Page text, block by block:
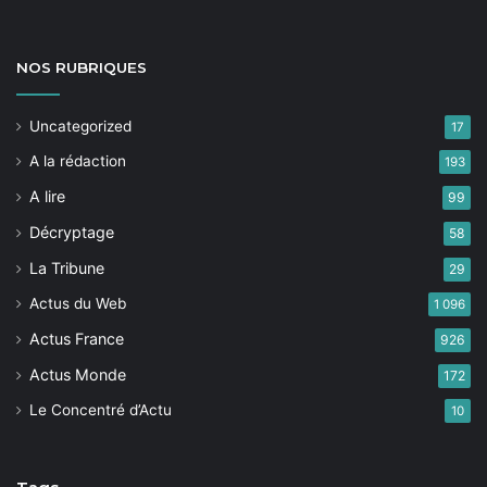
NOS RUBRIQUES
Uncategorized 17
A la rédaction 193
A lire 99
Décryptage 58
La Tribune 29
Actus du Web 1 096
Actus France 926
Actus Monde 172
Le Concentré d’Actu 10